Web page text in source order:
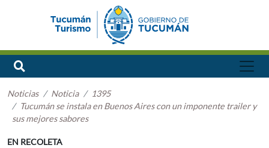
Noticias Noticia
1395
Tucumán se instala en Buenos Aires con un imponente trailer y
sus mejores sabores
EN RECOLETA